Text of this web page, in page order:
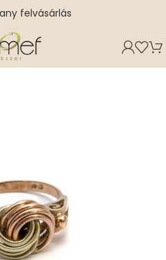
felvásárlás